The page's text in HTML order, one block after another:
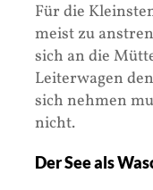
Für die
meist zu
sich an die
Leiterwagen
sich nehmen
nicht.
Der See als